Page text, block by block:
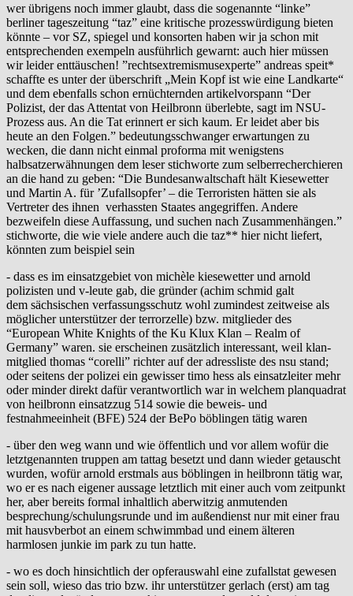
wer übrigens noch immer glaubt, dass die sogenannte “linke”
berliner tageszeitung “taz” eine kritische prozesswürdigung bieten
könnte – vor SZ, spiegel und konsorten haben wir ja schon mit
entsprechenden exempeln ausführlich gewarnt: auch hier müssen
wir leider enttäuschen! ”rechtsextremismusexperte” andreas speit*
schaffte es unter der überschrift „Mein Kopf ist wie eine Landkarte“
und dem ebenfalls schon ernüchternden artikelvorspann “Der
Polizist, der das Attentat von Heilbronn überlebte, sagt im NSU-
Prozess aus. An die Tat erinnert er sich kaum. Er leidet aber bis
heute an den Folgen.” bedeutungsschwanger erwartungen zu
wecken, die dann nicht einmal proforma mit wenigstens
halbsatzerwähnungen dem leser stichworte zum selberrecherchieren
an die hand zu geben: “Die Bundesanwaltschaft hält Kiesewetter
und Martin A. für ’Zufallsopfer’ – die Terroristen hätten sie als
Vertreter des ihnen verhassten Staates angegriffen. Andere
bezweifeln diese Auffassung, und suchen nach Zusammenhängen.”
stichworte, die wie viele andere auch die taz** hier nicht liefert,
könnten zum beispiel sein
- dass es im einsatzgebiet von michèle kiesewetter und arnold
polizisten und v-leute gab, die gründer (achim schmid galt
dem sächsischen verfassungsschutz wohl zumindest zeitweise als
möglicher unterstützer der terrorzelle) bzw. mitglieder des
“European White Knights of the Ku Klux Klan – Realm of
Germany” waren. sie erscheinen zusätzlich interessant, weil klan-
mitglied thomas “corelli” richter auf der adressliste des nsu stand;
oder seitens der polizei ein gewisser timo hess als einsatzleiter mehr
oder minder direkt dafür verantwortlich war in welchem planquadrat
von heilbronn einsatzzug 514 sowie die beweis- und
festnahmeeinheit (BFE) 524 der BePo böblingen tätig waren
- über den weg wann und wie öffentlich und vor allem wofür die
letztgenannten truppen am tattag besetzt und dann wieder getauscht
wurden, wofür arnold erstmals aus böblingen in heilbronn tätig war,
wo er es nach eigener aussage letztlich mit einer auch vom zeitpunkt
her, aber bereits formal inhaltlich aberwitzig anmutenden
besprechung/schulungsrunde und im außendienst nur mit einer frau
mit hausvberbot an einem schwimmbad und einem älteren
harmlosen junkie im park zu tun hatte.
- wo es doch hinsichtlich der opferauswahl eine zufallstat gewesen
sein soll, wieso das trio bzw. ihr unterstützer gerlach (erst) am tag